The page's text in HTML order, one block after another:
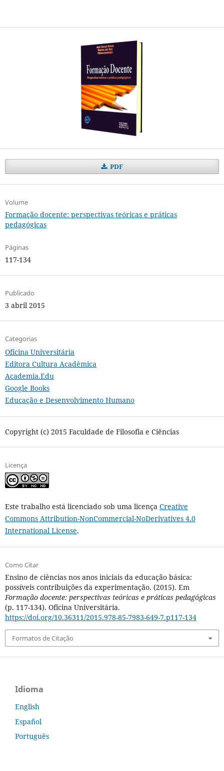
PDF
Volume
Formação docente: perspectivas teóricas e práticas
pedagógicas
Páginas
117-134
Publicado
3 abril 2015
Categorias
Oficina Universitária
Editora Cultura Acadêmica
Academia.Edu
Google Books
Educação e Desenvolvimento Humano
Copyright (c) 2015 Faculdade de Filosofia e Ciências
Licença
Este trabalho está licenciado sob uma licença Creative
Commons Attribution-NonCommercial-NoDerivatives 4.0
International License.
Como Citar
Ensino de ciências nos anos iniciais da educação básica:
possíveis contribuições da experimentação. (2015). Em
Formação docente: perspectivas teóricas e práticas pedagógicas
(p. 117-134). Oficina Universitária.
https://doi.org/10.36311/2015.978-85-7983-649-7.p117-134
Formatos de Citação
Idioma
English
Español
Português